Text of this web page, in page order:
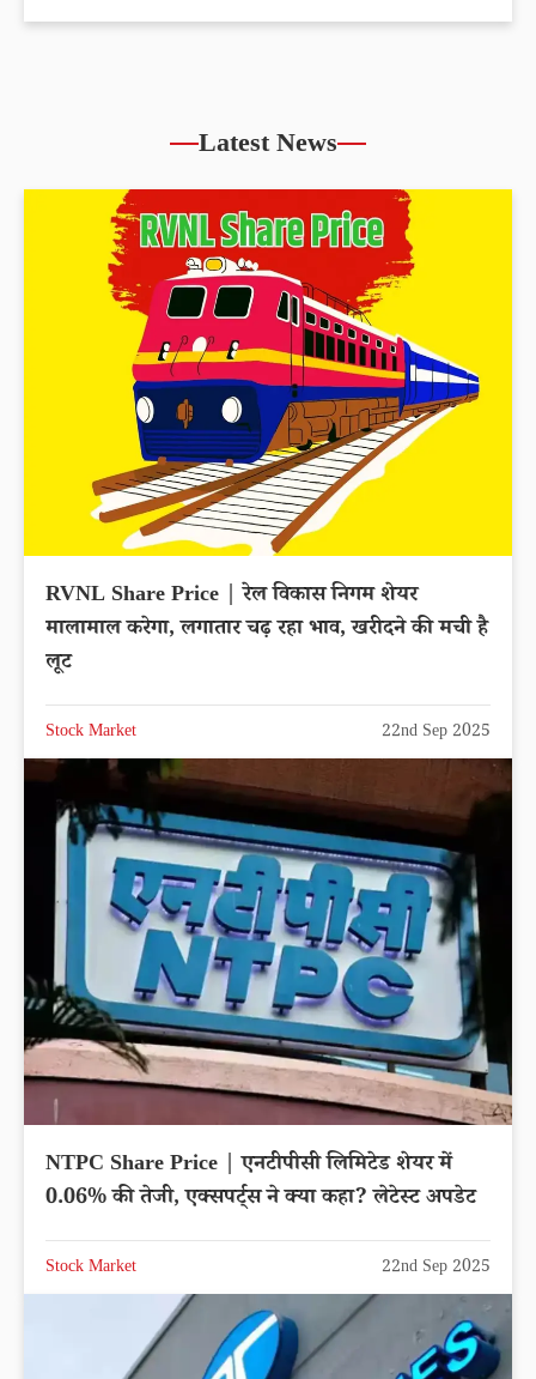
Latest News
RVNL Share Price | रेल विकास निगम शेयर
मालामाल करेगा, लगातार चढ़ रहा भाव, खरीदने की मची है
लूट
Stock Market 22nd Sep 2025
NTPC Share Price | एनटीपीसी लिमिटेड शेयर में
0.06% की तेजी, एक्सपर्ट्स ने क्या कहा? लेटेस्ट अपडेट
Stock Market 22nd Sep 2025